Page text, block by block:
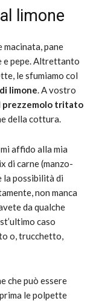
limone
macinata, pane
e pepe. Altrettanto
le sfumiamo col
limone. A vostro
prezzemolo tritato
della cottura.
mi affido alla mia
di carne (manzo-
la possibilità di
non manca
da qualche
caso
o, trucchetto,
che può essere
le polpette